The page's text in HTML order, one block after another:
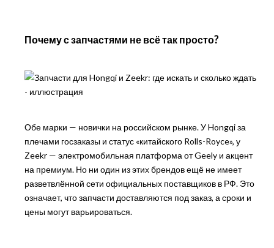
Почему с запчастями не всё так просто?
Обе марки — новички на российском рынке. У Hongqi за
плечами госзаказы и статус «китайского Rolls-Royce», у
Zeekr — электромобильная платформа от Geely и акцент
на премиум. Но ни один из этих брендов ещё не имеет
разветвлённой сети официальных поставщиков в РФ. Это
означает, что запчасти доставляются под заказ, а сроки и
цены могут варьироваться.